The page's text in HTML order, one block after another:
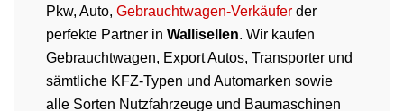
Pkw, Auto, Gebrauchtwagen-Verkäufer der
perfekte Partner in Wallisellen. Wir kaufen
Gebrauchtwagen, Export Autos, Transporter und
sämtliche KFZ-Typen und Automarken sowie
alle Sorten Nutzfahrzeuge und Baumaschinen